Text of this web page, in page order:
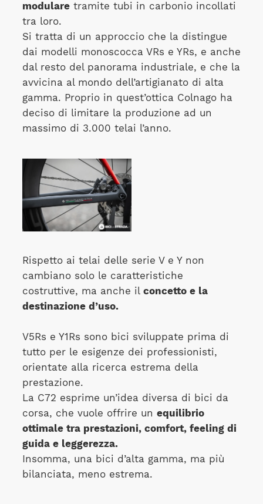
modularetramite tubi in carbonio incollati
tra loro.
Si tratta di un approccio che la distingue
dai modelli monoscocca VRs e YRs, e anche
dal resto del panorama industriale, e che la
avvicina al mondo dell’artigianato di alta
gamma. Proprio in quest’ottica Colnago ha
deciso di limitare la produzione ad un
massimo di 3.000 telai l’anno.
Rispetto ai telai delle serie V e Y non
cambiano solo le caratteristiche
costruttive, ma anche il concetto e la
destinazione d’uso.
V5Rs e Y1Rs sono bici sviluppate prima di
tutto per le esigenze dei professionisti,
orientate alla ricerca estrema della
prestazione.
La C72 esprime un’idea diversa di bici da
corsa, che vuole offrire un equilibrio
ottimale tra prestazioni, comfort, feeling di
guida e leggerezza.
Insomma, una bici d’alta gamma, ma più
bilanciata, meno estrema.